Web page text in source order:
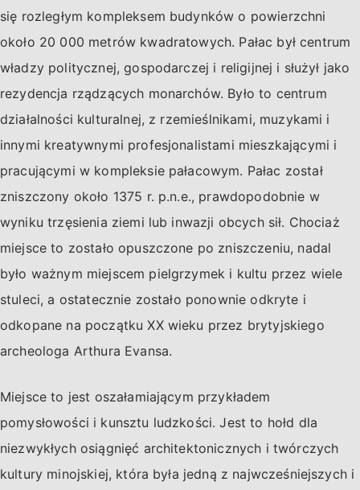
się rozległym kompleksem budynków o powierzchni
około 20 000 metrów kwadratowych. Pałac był centrum
władzy politycznej, gospodarczej i religijnej i służył jako
rezydencja rządzących monarchów. Było to centrum
działalności kulturalnej, z rzemieślnikami, muzykami i
innymi kreatywnymi profesjonalistami mieszkającymi i
pracującymi w kompleksie pałacowym. Pałac został
zniszczony około 1375 r. p.n.e., prawdopodobnie w
wyniku trzęsienia ziemi lub inwazji obcych sił. Chociaż
miejsce to zostało opuszczone po zniszczeniu, nadal
było ważnym miejscem pielgrzymek i kultu przez wiele
stuleci, a ostatecznie zostało ponownie odkryte i
odkopane na początku XX wieku przez brytyjskiego
archeologa Arthura Evansa.
Miejsce to jest oszałamiającym przykładem
pomysłowości i kunsztu ludzkości. Jest to hołd dla
niezwykłych osiągnięć architektonicznych i twórczych
kultury minojskiej, która była jedną z najwcześniejszych i